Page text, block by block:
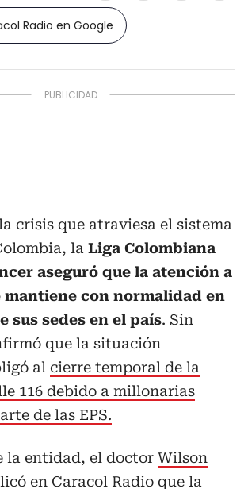
Radio en Google
crisis que atraviesa el sistema
la Liga Colombiana
aseguró que la atención a
mantiene con normalidad en
sus sedes en el país. Sin
que la situación
al cierre temporal de la
116 debido a millonarias
de las EPS.
la entidad, el doctor Wilson
en Caracol Radio que la